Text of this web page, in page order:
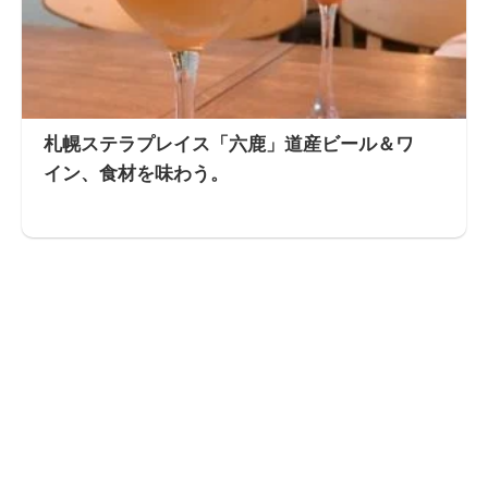
札幌ステラプレイス「六鹿」道産ビール＆ワ
イン、食材を味わう。